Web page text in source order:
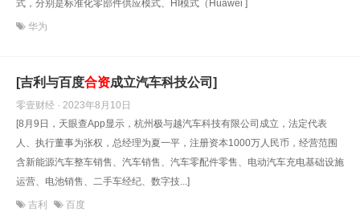
式，分别是标准化零部件供应模式、HI模式（Huawei ]
华为
[吉利与百度合资成立汽车科技公司]
零壹财经 · 2023年8月10日
[8月9日，天眼查App显示，杭州极与越汽车科技有限公司成立，法定代表
人、执行董事为张权，总经理为夏一平，注册资本1000万人民币，经营范围
含新能源汽车整车销售、汽车销售、汽车零配件零售、电动汽车充电基础设施
运营、电池销售、二手车经纪、数字技...]
吉利 百度